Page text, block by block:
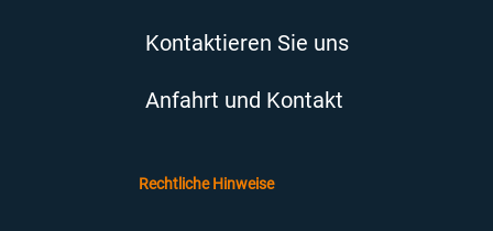
Kontaktieren Sie uns
Anfahrt und Kontakt
Rechtliche Hinweise